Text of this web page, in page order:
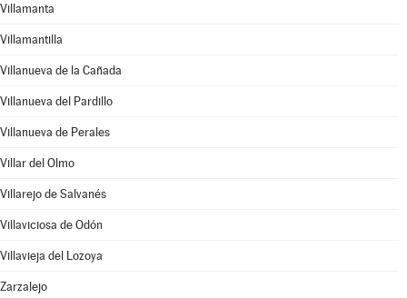
Villamanta
Villamantilla
Villanueva de la Cañada
Villanueva del Pardillo
Villanueva de Perales
Villar del Olmo
Villarejo de Salvanés
Villaviciosa de Odón
Villavieja del Lozoya
Zarzalejo